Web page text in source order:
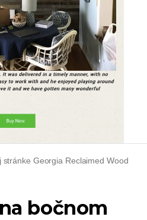
Georgia Reclaimed Wood
bočnom